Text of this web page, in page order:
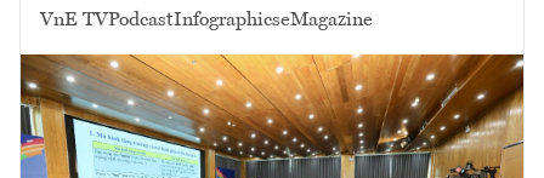
VnE TVPodcastInfographicseMagazine